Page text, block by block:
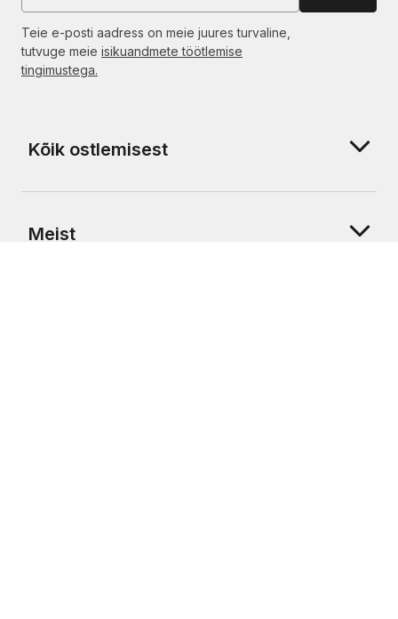
Teie e-posti aadress on meie juures turvaline,
tutvuge meie isikuandmete töötlemise
tingimustega.
Kõik ostlemisest
Meist